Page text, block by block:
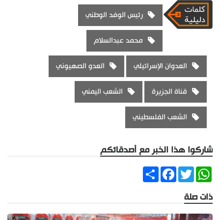
رئيس الوفد الوطني
محمد عبدالسلام
العدوان الإسرائيلي العدو الصهيوني
قناة الجزيرة الشعب اليمني
الشعب الفلسطيني
شاركوا هذا الخبر مع أصدقائكم
ShareFacebookTwitter
WhatsApp
ذات صلة